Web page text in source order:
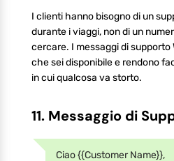
I clienti hanno bisogno di un
durante i viaggi, non di un
cercare. I messaggi di
che sei disponibile e rendono
in cui qualcosa va storto.
11. Messaggio di
Ciao {{Customer Name}},